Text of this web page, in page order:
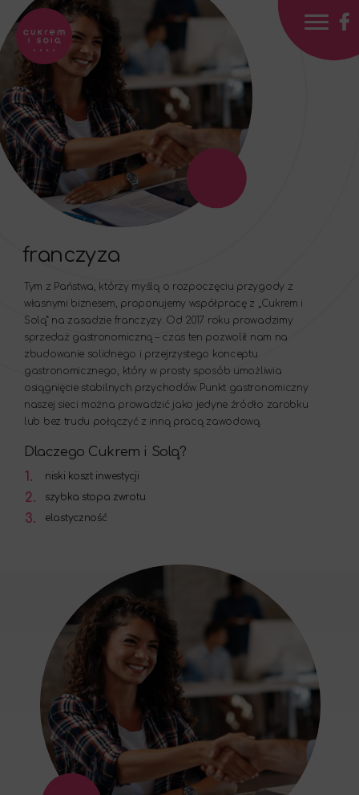
Cukrem
i solą
franczyza
Tym z Państwa, którzy myślą o rozpoczęciu przygody z
własnymi biznesem, proponujemy współpracę z „Cukrem i
Solą” na zasadzie franczyzy. Od 2017 roku prowadzimy
sprzedaż gastronomiczną – czas ten pozwolił nam na
zbudowanie solidnego i przejrzystego konceptu
gastronomicznego, który w prosty sposób umożliwia
osiągnięcie stabilnych przychodów. Punkt gastronomiczny
naszej sieci można prowadzić jako jedyne źródło zarobku
lub bez trudu połączyć z inną pracą zawodową.
Dlaczego Cukrem i Solą?
1.
niski koszt inwestycji
2. szybka stopa zwrotu
3. elastyczność